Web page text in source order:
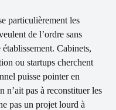
particulièrement les
de l’ordre sans
Cabinets,
ou startups cherchent
puisse pointer en
n’ait pas à reconstituer les
pas un projet lourd à